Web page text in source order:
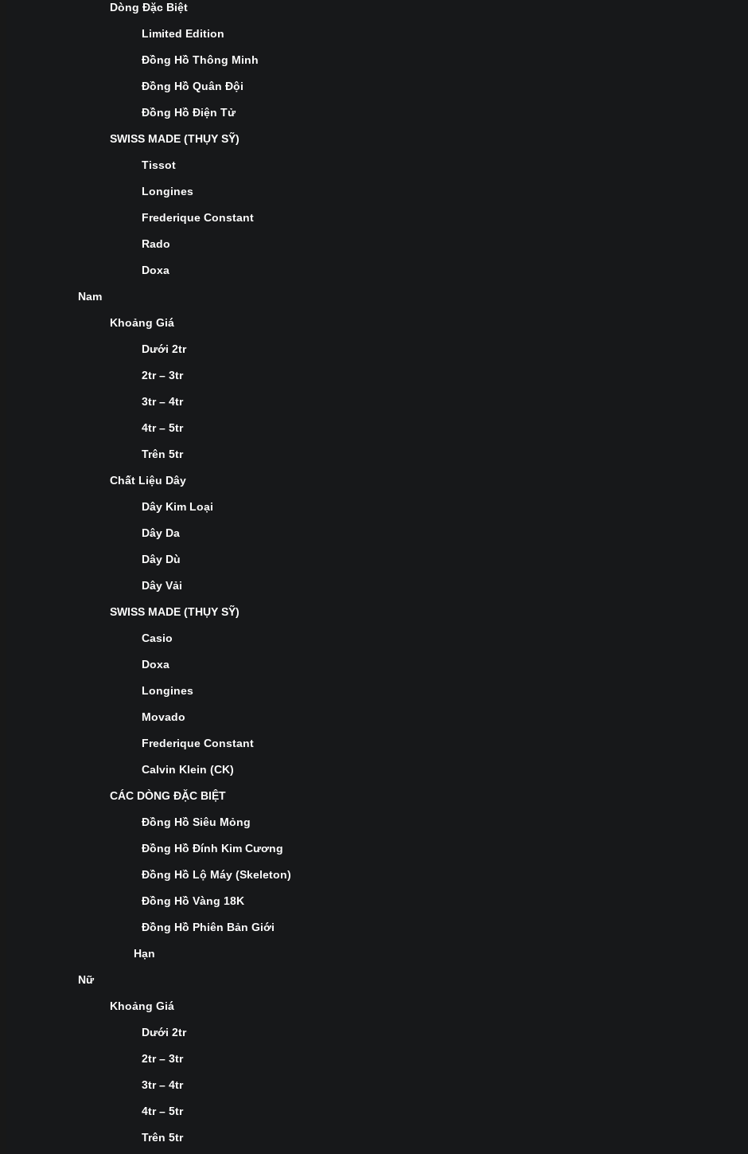
Dòng Đặc Biệt
Limited Edition
Đồng Hồ Thông Minh
Đồng Hồ Quân Đội
Đồng Hồ Điện Tử
SWISS MADE (THỤY SỸ)
Tissot
Longines
Frederique Constant
Rado
Doxa
Nam
Khoảng Giá
Dưới 2tr
2tr – 3tr
3tr – 4tr
4tr – 5tr
Trên 5tr
Chất Liệu Dây
Dây Kim Loại
Dây Da
Dây Dù
Dây Vải
SWISS MADE (THỤY SỸ)
Casio
Doxa
Longines
Movado
Frederique Constant
Calvin Klein (CK)
CÁC DÒNG ĐẶC BIỆT
Đồng Hồ Siêu Mỏng
Đồng Hồ Đính Kim Cương
Đồng Hồ Lộ Máy (Skeleton)
Đồng Hồ Vàng 18K
Đồng Hồ Phiên Bản Giới
Hạn
Nữ
Khoảng Giá
Dưới 2tr
2tr – 3tr
3tr – 4tr
4tr – 5tr
Trên 5tr